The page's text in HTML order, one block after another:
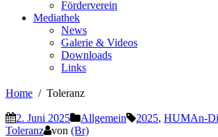
Förderverein
Mediathek
News
Galerie & Videos
Downloads
Links
Home Toleranz
2. Juni 2025 Allgemein 2025, HUMAn-
Toleranz
von (Br)